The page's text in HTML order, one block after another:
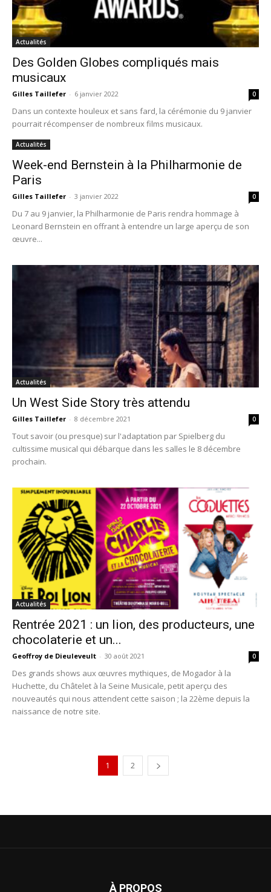
Actualités
Des Golden Globes compliqués mais
musicaux
Gilles Taillefer - 6 janvier 2022 0
Dans un contexte houleux et sans fard, la cérémonie du 9 janvier
pourrait récompenser de nombreux films musicaux.
Actualités
Week-end Bernstein à la Philharmonie de
Paris
Gilles Taillefer - 3 janvier 2022 0
Du 7 au 9 janvier, la Philharmonie de Paris rendra hommage à
Leonard Bernstein en offrant à entendre un large aperçu de son
œuvre...
Actualités
Un West Side Story très attendu
Gilles Taillefer - 8 décembre 2021 0
Tout savoir (ou presque) sur l'adaptation par Spielberg du
cultissime musical qui débarque dans les salles le 8 décembre
prochain.
Actualités
Rentrée 2021 : un lion, des producteurs, une
chocolaterie et un...
Geoffroy de Dieuleveult - 30 août 2021 0
Des grands shows aux œuvres mythiques, de Mogador à la
Huchette, du Châtelet à la Seine Musicale, petit aperçu des
nouveautés qui nous attendent cette saison ; la 22ème depuis la
naissance de notre site.
1 2
À PROPOS